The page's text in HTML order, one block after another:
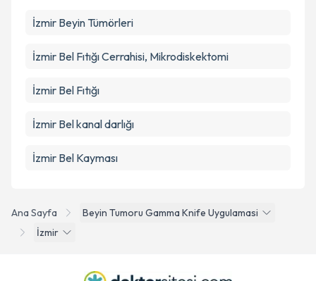
Ana Sayfa
Beyin Tumoru Gamma Knife Uygulamasi
İzmir
İzmir Beyin Tümörleri
İzmir Bel Fıtığı Cerrahisi, Mikrodiskektomi
İzmir Bel Fıtığı
İzmir Bel kanal darlığı
İzmir Bel Kayması